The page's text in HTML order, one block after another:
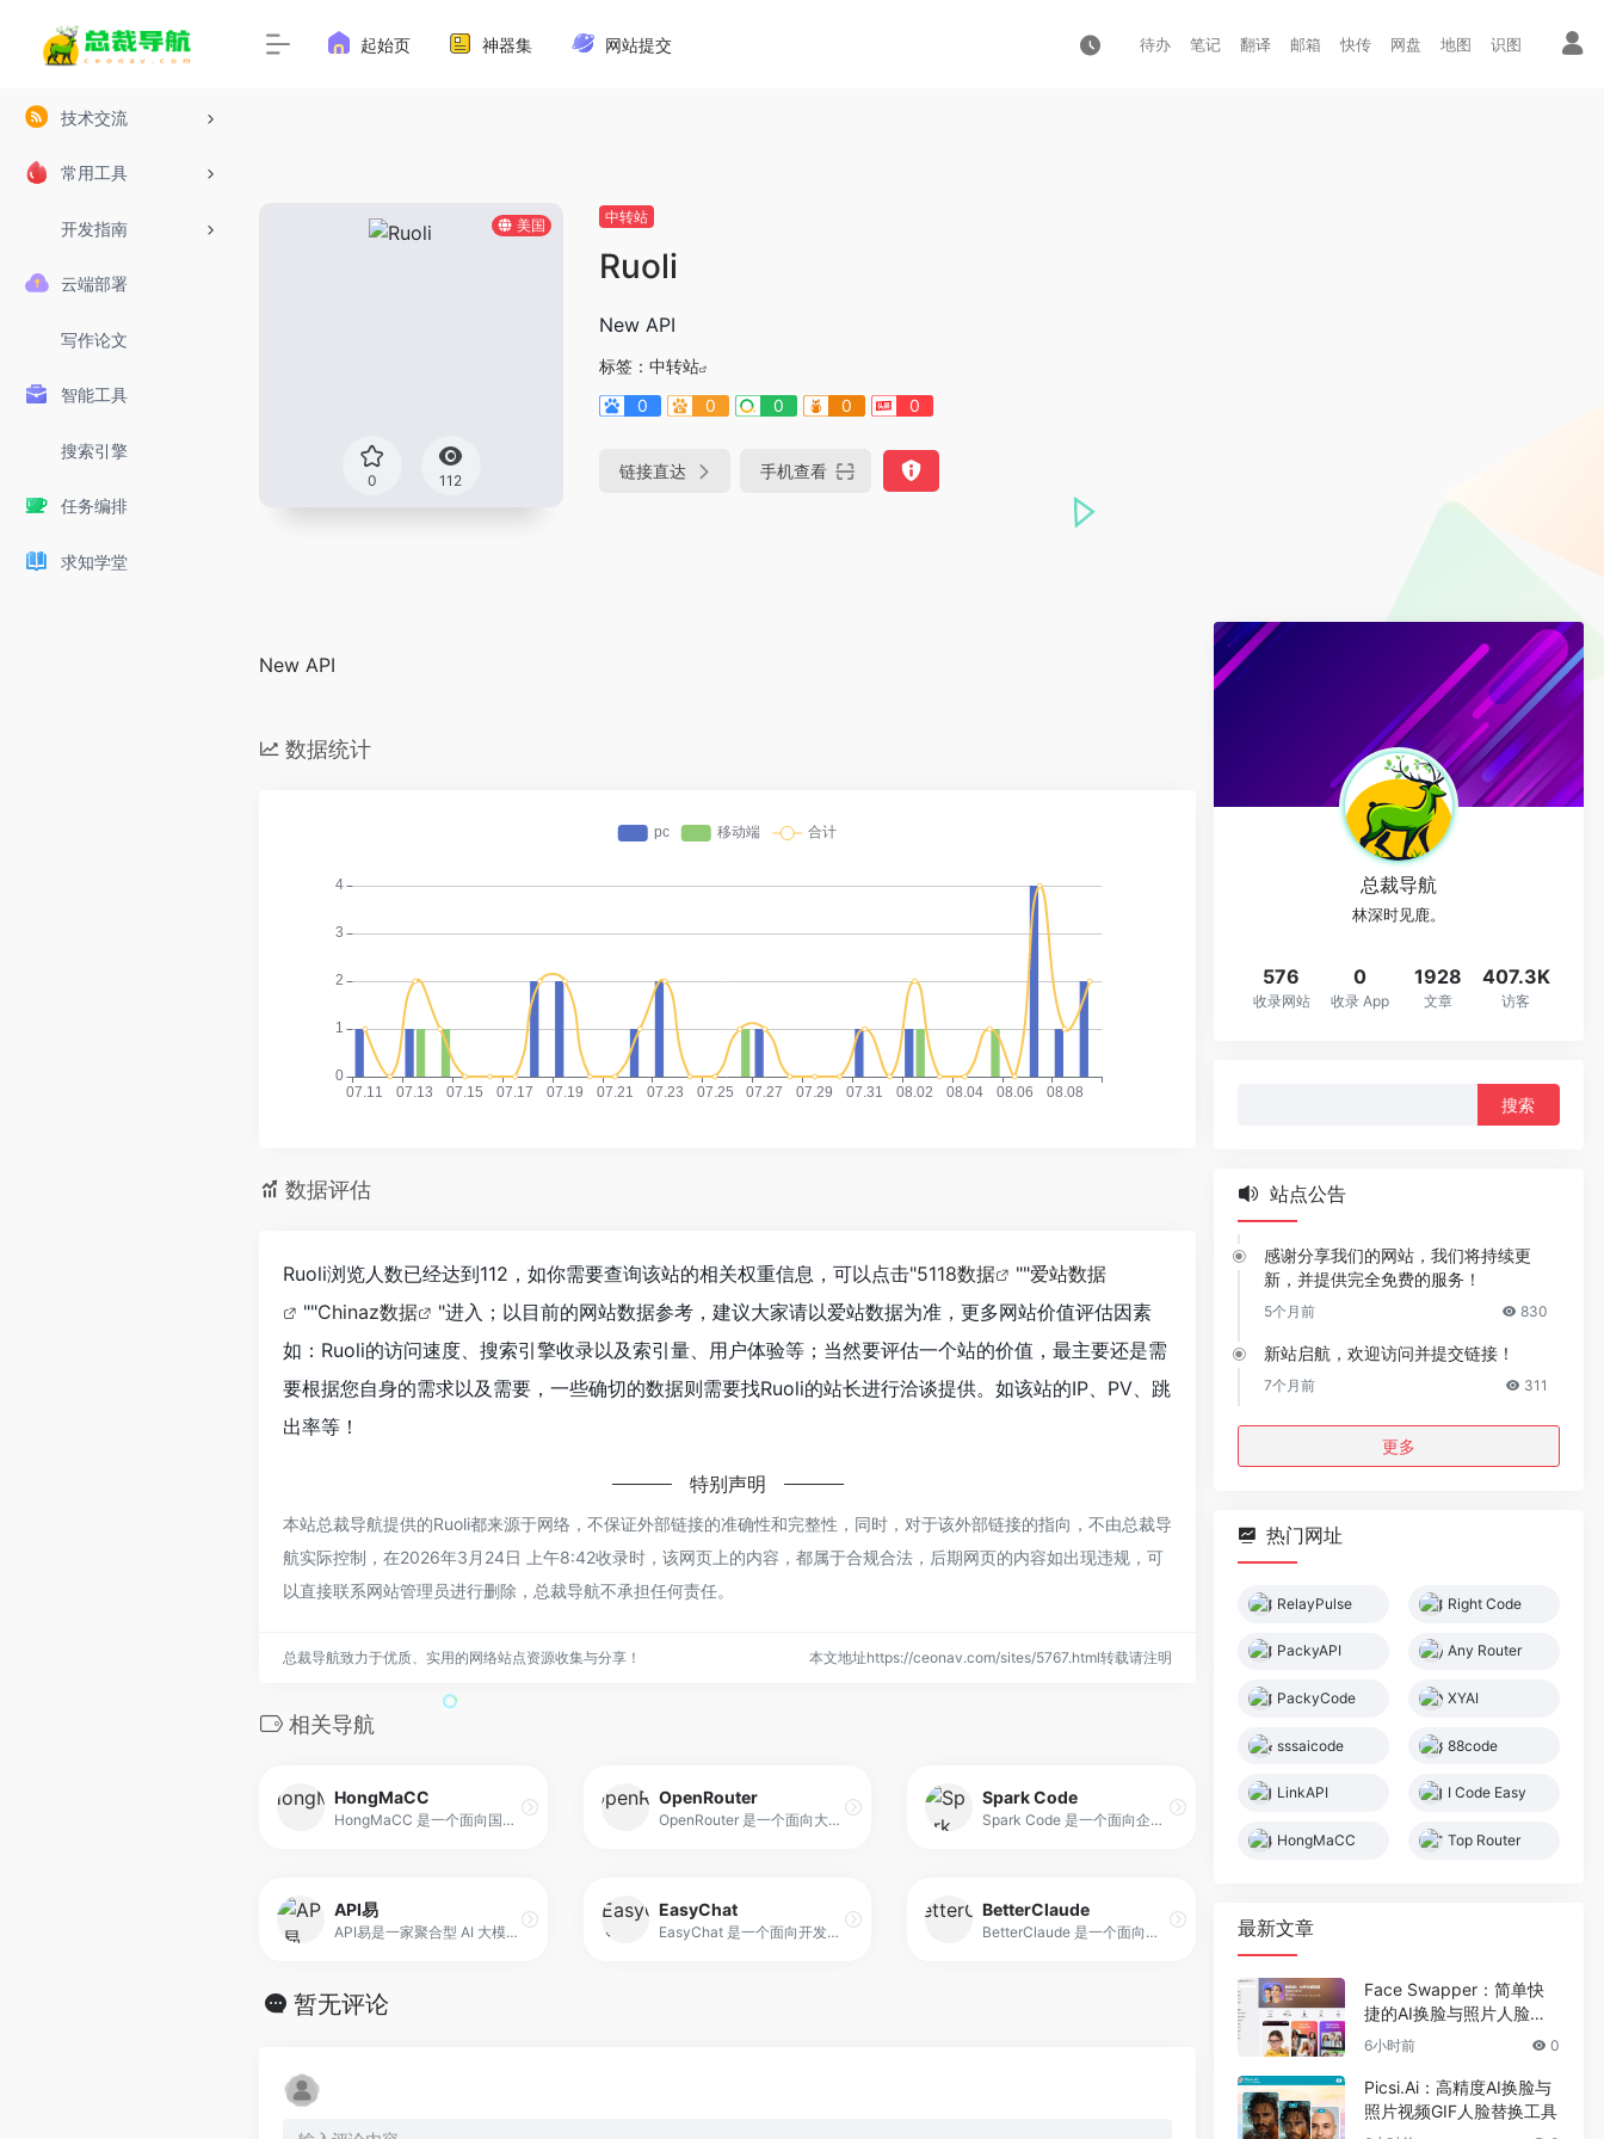
技术交流
常用工具
开发指南
云端部署
写作论文
智能工具
搜索引擎
任务编排
求知学堂
起始页 神器集 网站提交 待办 笔记 翻译 邮箱 快传 网盘 地图 识图
美国
0 112
中转站
Ruoli
New API
标签： 中转站
0
0 0 0 0
链接直达 手机查看
New API
数据统计
数据评估
Ruoli浏览人数已经达到112，如你需要查询该站的相关权重信息，可以点击"5118数据 ""爱站数据
""Chinaz数据
"进入；以目前的网站数据参考，建议大家请以爱站数据为准，更多网站价值评估因素
如：Ruoli的访问速度、搜索引擎收录以及索引量、用户体验等；当然要评估一个站的价值，最主要还是需
要根据您自身的需求以及需要，一些确切的数据则需要找Ruoli的站长进行洽谈提供。如该站的IP、PV、跳
出率等！
特别声明
本站总裁导航提供的Ruoli都来源于网络，不保证外部链接的准确性和完整性，同时，对于该外部链接的指向，不由总裁导
航实际控制，在2026年3月24日 上午8:42收录时，该网页上的内容，都属于合规合法，后期网页的内容如出现违规，可
以直接联系网站管理员进行删除，总裁导航不承担任何责任。
总裁导航致力于优质、实用的网络站点资源收集与分享！ 本文地址https://ceonav.com/sites/5767.html转载请注明
相关导航
HongMaCC
HongMaCC 是一个面向国内开发者的 AI API 中转服务平台，提供企业级稳定性和极速响应能力。平台聚合国内直连的 Claude Code、Codex、Gemini 等模型，通过分布式架构和智能路由优化，保障 99.9% 的可用性和毫秒级响应速度。
OpenRouter
OpenRouter 是一个面向大型语言模型的统一接口平台，核心定位是“多模型聚合与路由”。它并不自己训练模型，而是将来自不同厂商和社区的语言模型，通过一致的 API 规范对外提供服务。用户只需要获取一个 API Key，就可以调用多种模型完成对话生成、文本理解、内容创作等任务。
Spark Code
Spark Code 是一个面向企业和开发者的 OpenAI 模型聚合与管理平台，支持多渠道（包括 Azure）接入，并提供二次分发和 Key 管理功能。平台通过统一 API 接口和标准化倍率策略，实现 Claude、GPT、Gemini 模型的高效调用，同时通过单可执行文件或 Docker 镜像一键部署，开箱即用。
API易
API易是一家聚合型 AI 大模型 API 中转服务平台，面向开发者、科研人员与企业用户。其核心功能是统一整合多个主流模型接口，并提供一致的调用格式与令牌体系。
EasyChat
EasyChat 是一个面向开发者的 智能编程工具聚合平台，提供多工具统一订阅和额度共享功能。平台通过单一 API Key 连接 CodeX、Claude Code、Gemini CLI 等多款 AI 编程工具，实现一次订阅即可全工具调用，避免重复付费与多账户管理问题。
BetterClaude
BetterClaude 是一个面向国内用户的 Claude 使用体验优化工具，旨在提供更稳定、更顺畅的访问通道。它在国内已有的公益站点基础上，针对网络环境与线路限制等问题进行优化，以减少访问中断、提升加载速度与使用稳定性。
暂无评论
总裁导航
林深时见鹿。
576
收录网站
0
收录 App
1928
文章
407.3K
访客
站点公告
感谢分享我们的网站，我们将持续更
新，并提供完全免费的服务！
5个月前 830
新站启航，欢迎访问并提交链接！
7个月前 311
更多
热门网址
RelayPulse Right Code
PackyAPI Any Router
PackyCode XYAI
sssaicode 88code
LinkAPI I Code Easy
HongMaCC Top Router
最新文章
Face Swapper：简单快
捷的AI换脸与照片人脸编
辑应用
6小时前 0
Picsi.Ai：高精度AI换脸与
照片视频GIF人脸替换工具